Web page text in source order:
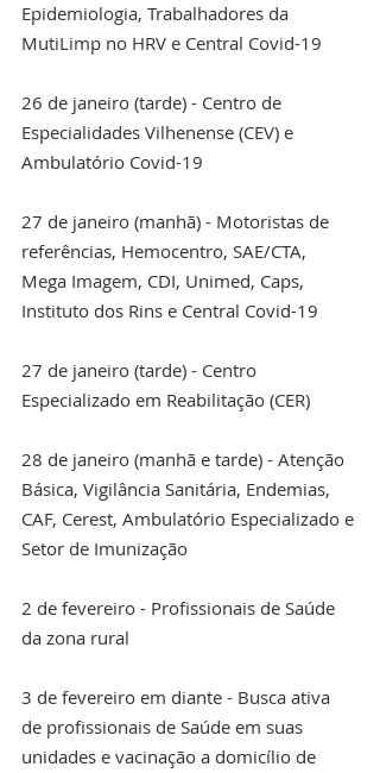
Epidemiologia, Trabalhadores da
MutiLimp no HRV e Central Covid-19
26 de janeiro (tarde) - Centro de
Especialidades Vilhenense (CEV) e
Ambulatório Covid-19
27 de janeiro (manhã) - Motoristas de
referências, Hemocentro, SAE/CTA,
Mega Imagem, CDI, Unimed, Caps,
Instituto dos Rins e Central Covid-19
27 de janeiro (tarde) - Centro
Especializado em Reabilitação (CER)
28 de janeiro (manhã e tarde) - Atenção
Básica, Vigilância Sanitária, Endemias,
CAF, Cerest, Ambulatório Especializado e
Setor de Imunização
2 de fevereiro - Profissionais de Saúde
da zona rural
3 de fevereiro em diante - Busca ativa
de profissionais de Saúde em suas
unidades e vacinação a domicílio de